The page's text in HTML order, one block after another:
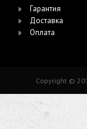
Гарантия
Доставка
Оплата
Copyright ©